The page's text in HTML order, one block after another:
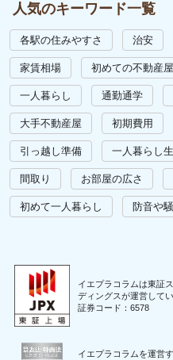
人気のキーワード一覧
各駅の住みやすさ 治安
家賃相場 初めての不動産屋
一人暮らし 通勤通学
大手不動産屋 初期費用
引っ越し準備 一人暮らし
間取り お部屋の広さ
初めて一人暮らし 防音や
イエプラコラムは東証
ディングスが運営してい
証券コード：6578
イエプラコラムを運営